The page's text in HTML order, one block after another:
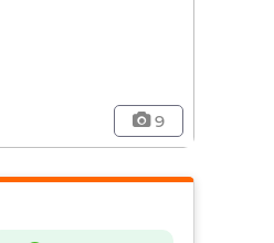
9